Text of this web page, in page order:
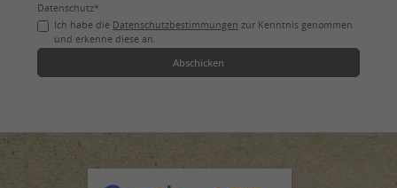
Datenschutz*
Ich habe die Datenschutzbestimmungen zur Kenntnis genommen
und erkenne diese an.
Abschicken